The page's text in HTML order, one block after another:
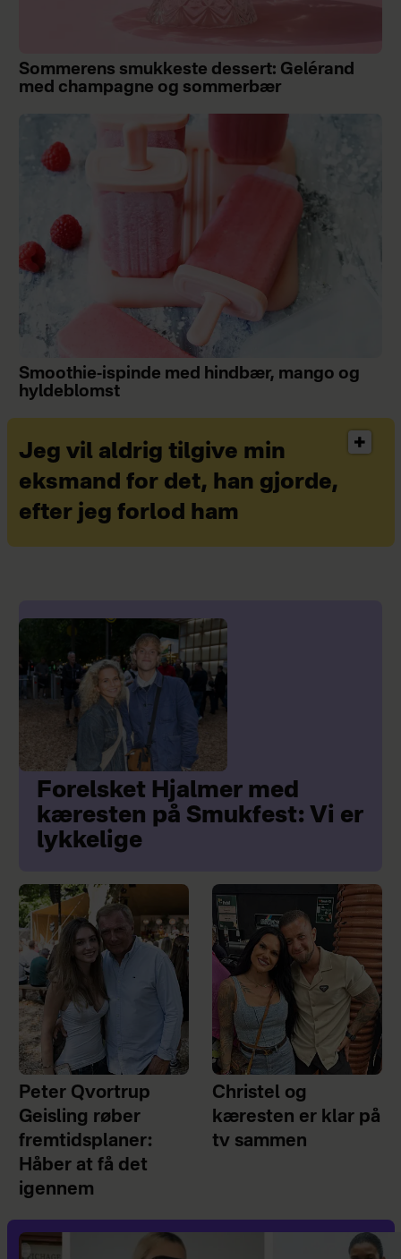
Sommerens smukkeste dessert: Gelérand
med champagne og sommerbær
Smoothie-ispinde med hindbær, mango og
hyldeblomst
Jeg vil aldrig tilgive min
eksmand for det, han gjorde,
efter jeg forlod ham
Forelsket Hjalmer med
kæresten på Smukfest: Vi er
lykkelige
Peter Qvortrup
Geisling røber
fremtidsplaner:
Håber at få det
igennem
Christel og
kæresten er klar på
tv sammen